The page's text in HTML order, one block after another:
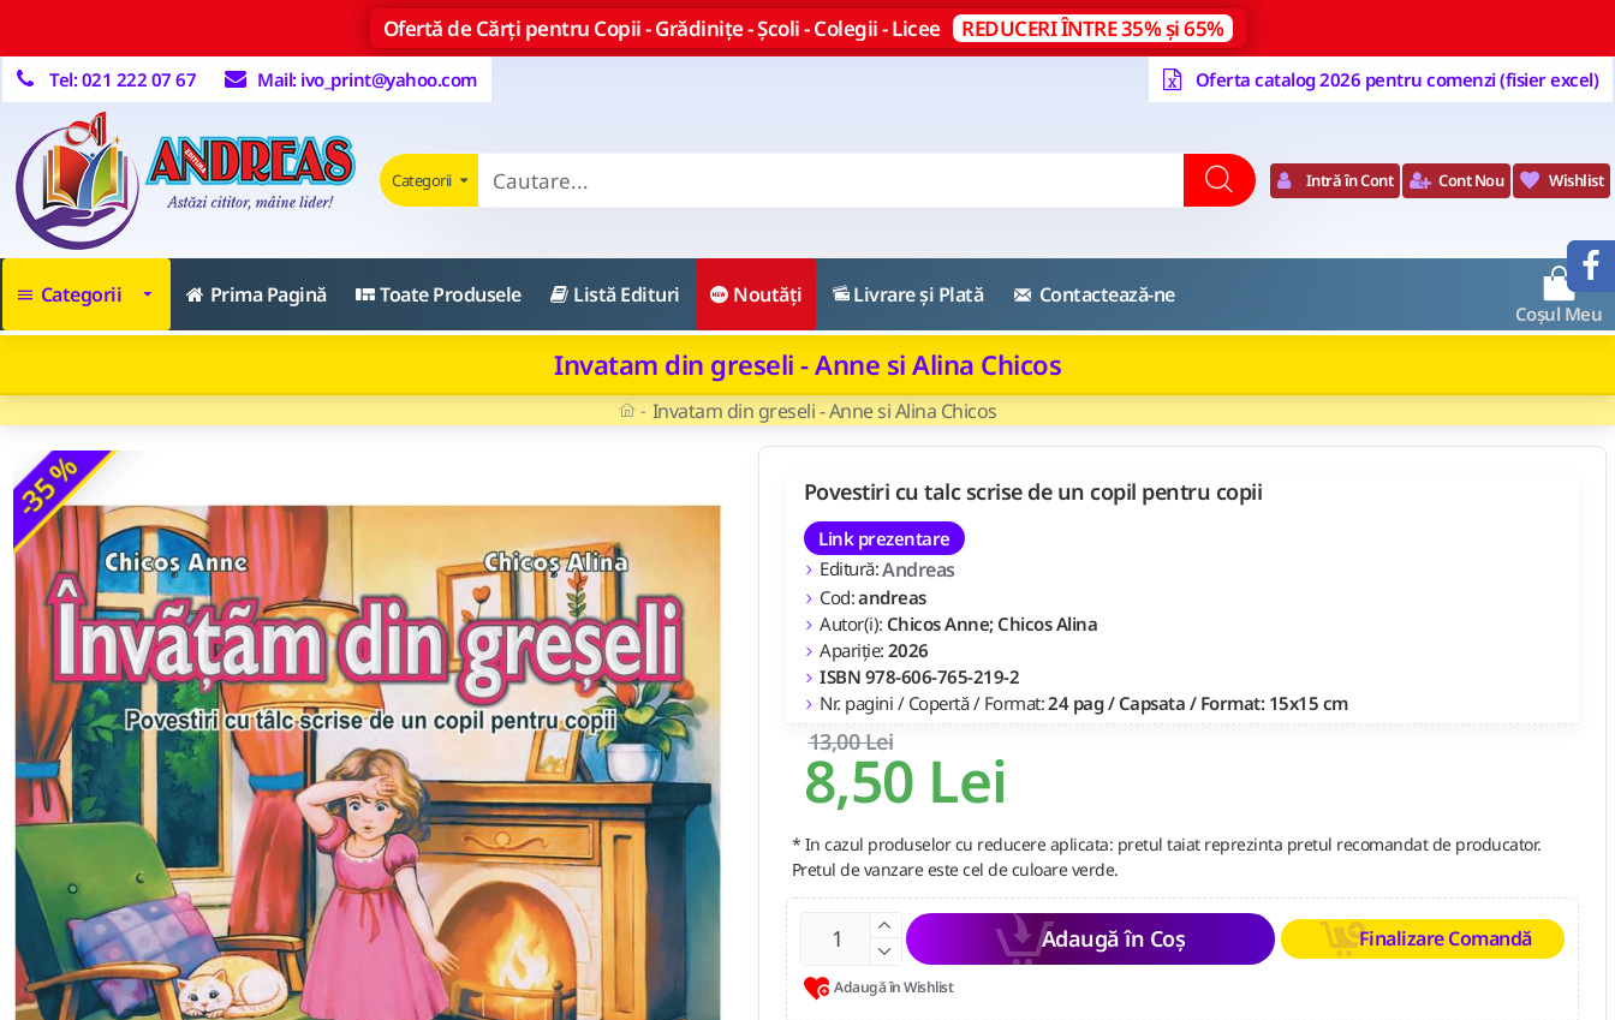
Ofertă de Cărți pentru Copii - Grădinițe - Școli - Colegii - Licee REDUCERI ÎNTRE 35% și 65%
Tel: 021 222 07 67 Mail: ivo_print@yahoo.com Oferta catalog 2026 pentru comenzi (fisier excel)
Categorii Intră în Cont Cont Nou Wishlist
Categorii Prima Pagină Toate Produsele Listă Edituri Noutăți Livrare și Plată Contactează-ne
Coșul Meu
0
Invatam din greseli - Anne si Alina Chicos
Invatam din greseli - Anne si Alina Chicos
-35 %
8,50 Lei
13,00 Lei
Povestiri cu talc scrise de un copil pentru copii
Link prezentare
Editură:Andreas
Cod:andreas
Autor(i): Chicos Anne; Chicos Alina
Apariție: 2026
ISBN 978-606-765-219-2
Nr. pagini / Copertă / Format:24 pag / Capsata / Format: 15x15 cm
Adaugă în Coș Finalizare Comandă
Adaugă în Wishlist
* In cazul produselor cu reducere aplicata: pretul taiat reprezinta pretul recomandat de producator.
Pretul de vanzare este cel de culoare verde.